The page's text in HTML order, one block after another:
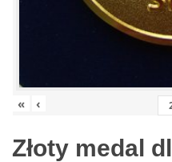
« ‹
Złoty medal